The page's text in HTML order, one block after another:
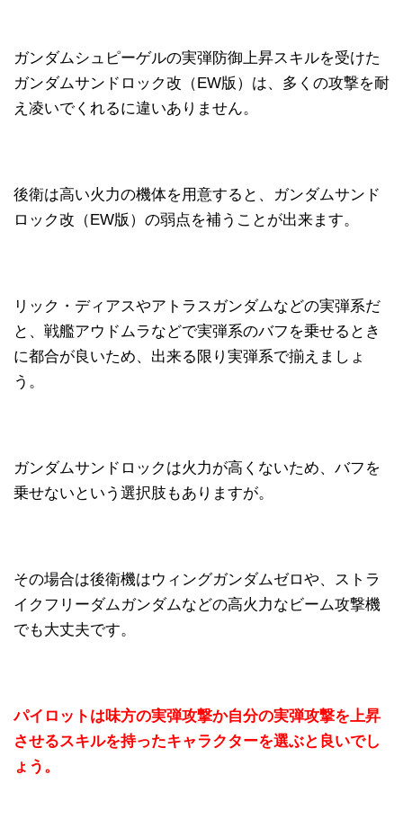
ガンダムシュピーゲルの実弾防御上昇スキルを受けた
ガンダムサンドロック改（EW版）は、多くの攻撃を耐
え凌いでくれるに違いありません。
後衛は高い火力の機体を用意すると、ガンダムサンド
ロック改（EW版）の弱点を補うことが出来ます。
リック・ディアスやアトラスガンダムなどの実弾系だ
と、戦艦アウドムラなどで実弾系のバフを乗せるとき
に都合が良いため、出来る限り実弾系で揃えましょ
う。
ガンダムサンドロックは火力が高くないため、バフを
乗せないという選択肢もありますが。
その場合は後衛機はウィングガンダムゼロや、ストラ
イクフリーダムガンダムなどの高火力なビーム攻撃機
でも大丈夫です。
パイロットは味方の実弾攻撃か自分の実弾攻撃を上昇
させるスキルを持ったキャラクターを選ぶと良いでし
ょう。